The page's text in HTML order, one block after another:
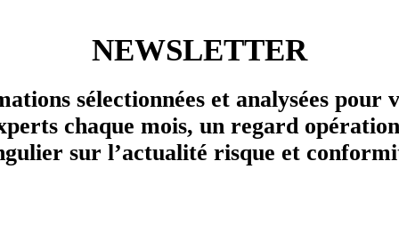
NEWSLETTER
sélectionnées et analysées pour
chaque mois, un regard
sur l’actualité risque et